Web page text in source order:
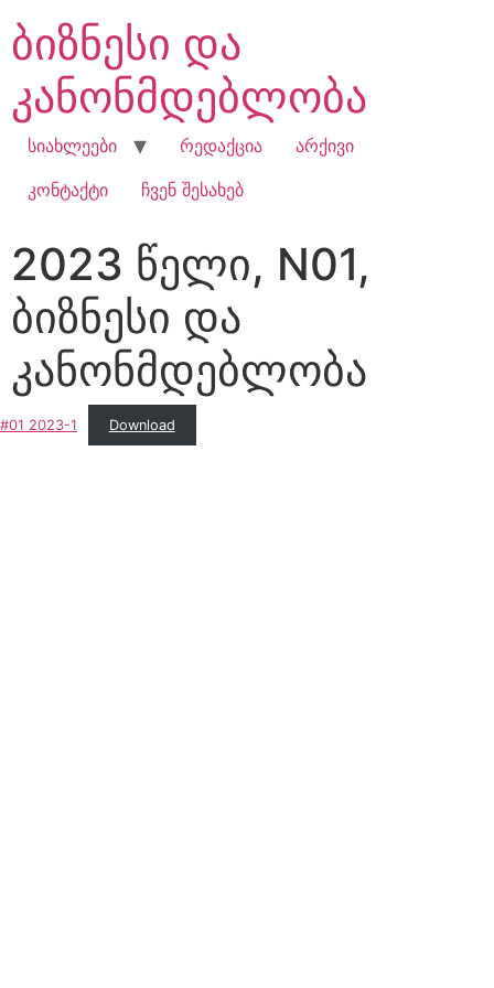
ბიზნესი და
კანონმდებლობა
სიახლეები რედაქცია
არქივი
კონტაქტი
ჩვენ შესახებ
2023 წელი, N01,
ბიზნესი და
კანონმდებლობა
#01 2023-1 Download